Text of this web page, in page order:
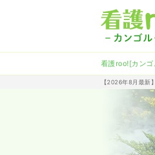
看護roo![カンゴ
【2026年8月最新